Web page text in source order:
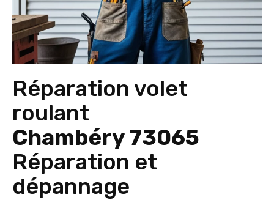
Réparation volet
roulant
Chambéry 73065
Réparation et
dépannage